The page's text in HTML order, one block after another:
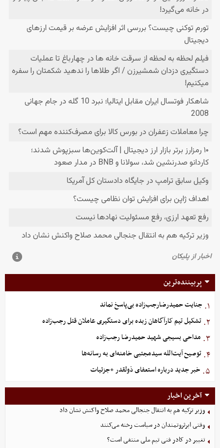
پربیننده‌ترین
۱. جنایت حمیدرضارجب‌زاده بی‌پاسخ نماند
۲. تشکیل تیم کارآگاهان زبده برای دستگیری عاملان قتل رجب‌زاده
۳. مداحی بسیجی شهید حمیدرضا رجب‌زاده
۴. توصیح آیت‌الله سیدمجتبی خامنه‌ای به رسانه‌ها
۵. خبر جدید درباره استعفای ذولقدر +جزئیات
آخرین اخبار
وزیر ترکیه هم به انتقال جنجالی محمد صلاح واکنش نشان داد
وقتی ابرثروتمندان در سیاست رخنه می‌کنند
تغییر در کادر فنی تیم ملی منتفی است؟